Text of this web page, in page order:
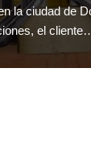
la ciudad de
el